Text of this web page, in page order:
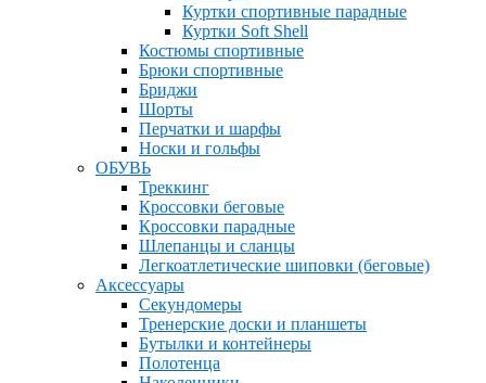
Куртки спортивные парадные
Куртки Soft Shell
Костюмы спортивные
Брюки спортивные
Бриджи
Шорты
Перчатки и шарфы
Носки и гольфы
ОБУВЬ
Треккинг
Кроссовки беговые
Кроссовки парадные
Шлепанцы и сланцы
Легкоатлетические шиповки (беговые)
Аксессуары
Секундомеры
Тренерские доски и планшеты
Бутылки и контейнеры
Полотенца